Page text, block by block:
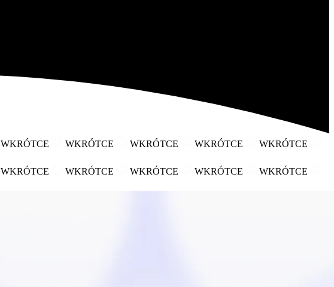
WKRÓTCE WKRÓTCE WKRÓTCE WKRÓTCE
WKRÓTCE
WKRÓTCE WKRÓTCE WKRÓTCE WKRÓTCE
WKRÓTCE